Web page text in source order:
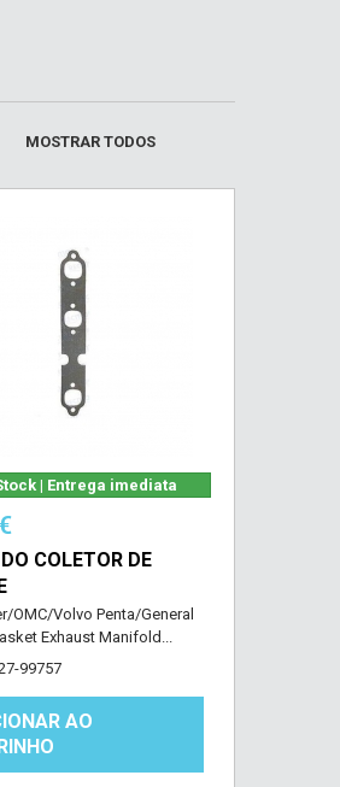
MOSTRAR TODOS
| Entrega imediata
COLETOR DE
OMC/Volvo Penta/General
Exhaust Manifold...
99757
AO